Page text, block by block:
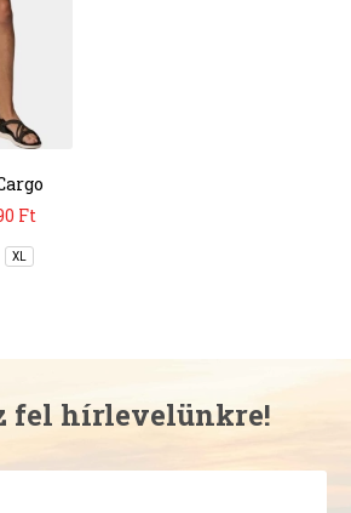
Ft
XL
fel hírlevelünkre!